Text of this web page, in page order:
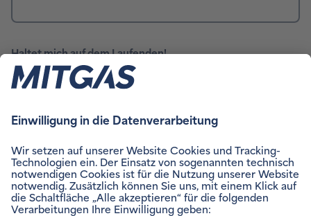
Haltet mich auf dem Laufenden!
Meine Einwilligung kann ich mit Wirkung für die Zukunft